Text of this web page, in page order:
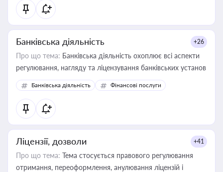
Банківська діяльність +26
Про що тема: Банківська діяльність охоплює всі аспекти
регулювання, нагляду та ліцензування банківських установ
Банківська діяльність Фінансові послуги
Ліцензії, дозволи +41
Про що тема: Тема стосується правового регулювання
отримання, переоформлення, анулювання ліцензій і